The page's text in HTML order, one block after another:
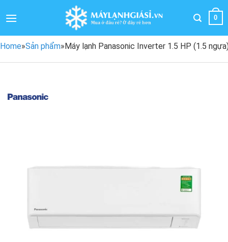
qua
dung
0
Home»Sản phẩm»Máy lạnh Panasonic Inverter 1.5 HP (1.5